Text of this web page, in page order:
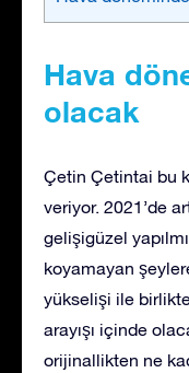
Hava
olacak
Çetin Çetintai bu
veriyor. 2021’de
gelişigüzel
koyamayan
yükselişi ile birlikte
arayışı içinde
orijinallikten ne